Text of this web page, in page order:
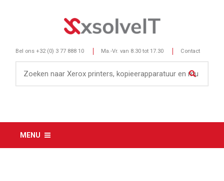
Bel ons +32 (0) 3 77 888 10 Ma.-Vr. van 8.30 tot 17.30 Contact
MENU